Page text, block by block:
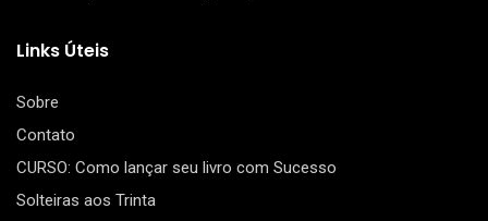
Links Úteis
Sobre
Contato
CURSO: Como lançar seu livro com Sucesso
Solteiras aos Trinta